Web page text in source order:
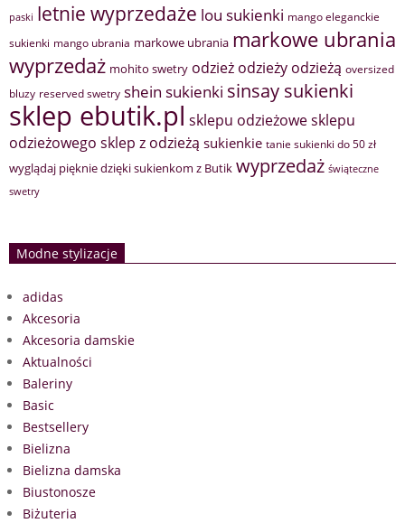
paski letnie wyprzedaże lou sukienki mango eleganckie
sukienki mango ubrania markowe ubrania markowe ubrania
wyprzedaż mohito swetry odzież odzieży odzieżą oversized
bluzy reserved swetry shein sukienki sinsay sukienki
sklep ebutik.pl sklepu odzieżowesklepu
odzieżowego sklep z odzieżą sukienkie tanie sukienki do 50 zł
wyglądaj pięknie dzięki sukienkom z Butik wyprzedaż świąteczne
swetry
Modne stylizacje
adidas
Akcesoria
Akcesoria damskie
Aktualności
Baleriny
Basic
Bestsellery
Bielizna
Bielizna damska
Biustonosze
Biżuteria